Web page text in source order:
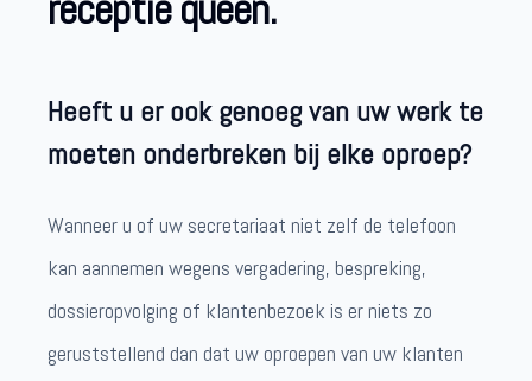
Heeft u er ook genoeg van uw werk te
moeten onderbreken bij elke oproep?
Wanneer u of uw secretariaat niet zelf de telefoon
kan aannemen wegens vergadering, bespreking,
dossieropvolging of klantenbezoek is er niets zo
geruststellend dan dat uw oproepen van uw klanten